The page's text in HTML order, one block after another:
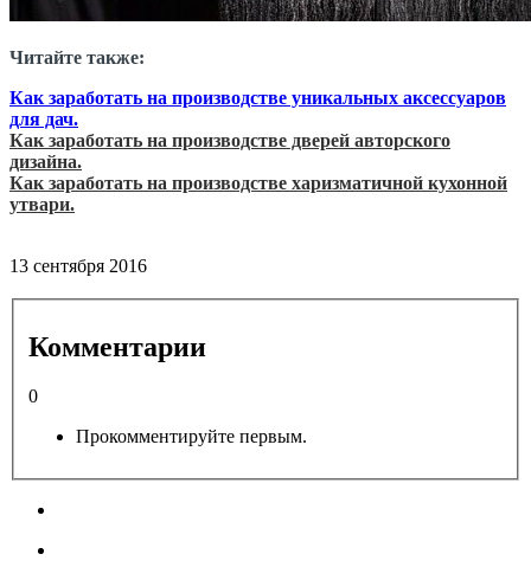
Читайте также:
Как заработать на производстве уникальных аксессуаров
для дач.
Как заработать на производстве дверей авторского
дизайна.
Как заработать на производстве харизматичной кухонной
утвари.
13 сентября 2016
Комментарии
0
Прокомментируйте первым.